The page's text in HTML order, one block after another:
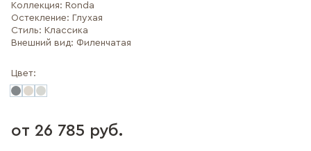
Коллекция: Ronda
Остекление: Глухая
Стиль: Классика
Внешний вид: Филенчатая
Цвет:
от 26 785 руб.